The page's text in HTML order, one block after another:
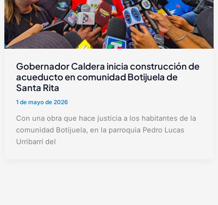
Gobernador Caldera inicia construcción de
acueducto en comunidad Botijuela de
Santa Rita
1 de mayo de 2026
Con una obra que hace justicia a los habitantes de la
comunidad Botijuela, en la parroquia Pedro Lucas
Urribarrí del